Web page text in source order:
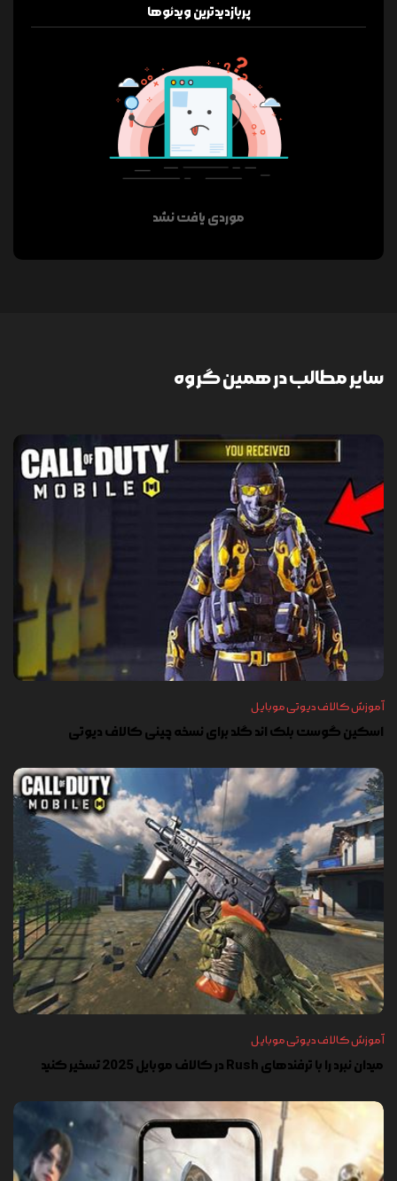
پربازدیدترین ویدئوها
موردی یافت نشد
سایر مطالب در همین گروه
آموزش کالاف دیوتی موبایل
اسکین گوست بلک اند گلد برای نسخه چینی کالاف دیوتی
آموزش کالاف دیوتی موبایل
میدان نبرد را با ترفندهای Rush در کالاف موبایل 2025 تسخیر کنید